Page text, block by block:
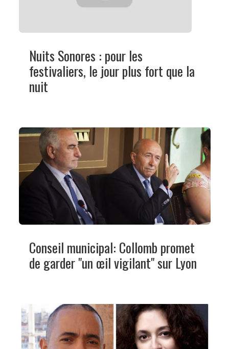
Nuits Sonores : pour les
festivaliers, le jour plus fort que la
nuit
Conseil municipal: Collomb promet
de garder "un œil vigilant" sur Lyon